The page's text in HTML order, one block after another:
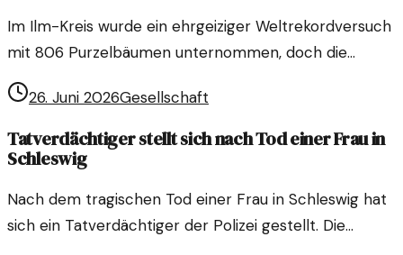
Im Ilm-Kreis wurde ein ehrgeiziger Weltrekordversuch
mit 806 Purzelbäumen unternommen, doch die
Zielmarke blieb knapp unerreicht. Ein Blick auf die
Veranstaltung und ihre Bedeutung.
26. Juni 2026Gesellschaft
Tatverdächtiger stellt sich nach Tod einer Frau in
Schleswig
Nach dem tragischen Tod einer Frau in Schleswig hat
sich ein Tatverdächtiger der Polizei gestellt. Die